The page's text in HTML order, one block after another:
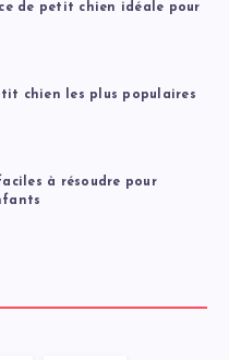
de petit chien idéale pour
chien les plus populaires
à résoudre pour